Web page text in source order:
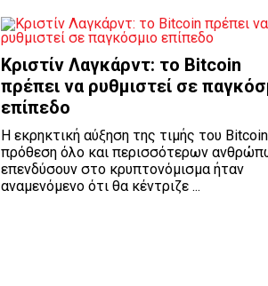
Κριστίν Λαγκάρντ: το Bitcoin
πρέπει να ρυθμιστεί σε
επίπεδο
Η εκρηκτική αύξηση της τιμής του
πρόθεση όλο και περισσότερων
επενδύσουν στο κρυπτονόμισμα ήταν
αναμενόμενο ότι θα κέντριζε ...